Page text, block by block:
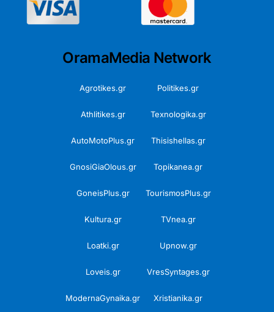
OramaMedia Network
Agrotikes.gr Politikes.gr
Athlitikes.gr Texnologika.gr
AutoMotoPlus.gr Thisishellas.gr
GnosiGiaOlous.gr Topikanea.gr
GoneisPlus.gr TourismosPlus.gr
Kultura.gr TVnea.gr
Loatki.gr Upnow.gr
Loveis.gr VresSyntages.gr
ModernaGynaika.gr Xristianika.gr